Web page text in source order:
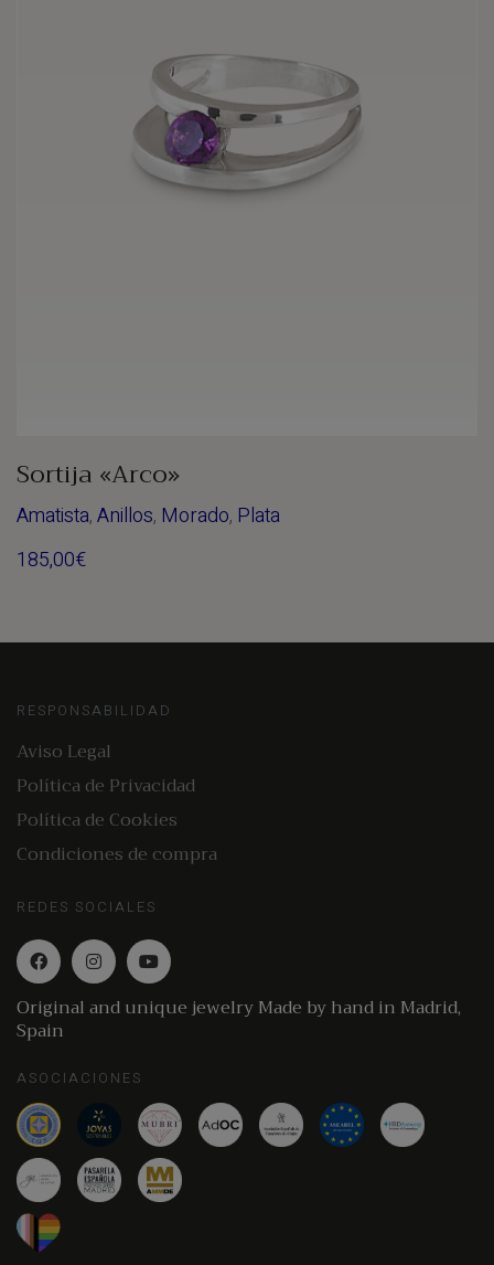
Sortija «Arco»
Amatista,Anillos, Morado, Plata
185,00€
RESPONSABILIDAD
Aviso Legal
Política de Privacidad
Política de Cookies
Condiciones de compra
REDES SOCIALES
Original and unique jewelry Made by hand in Madrid,
Spain
ASOCIACIONES